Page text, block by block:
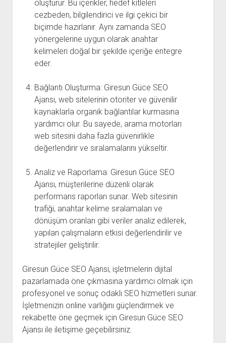
oluşturur. Bu içerikler, hedef kitleleri
cezbeden, bilgilendirici ve ilgi çekici bir
biçimde hazırlanır. Aynı zamanda SEO
yönergelerine uygun olarak anahtar
kelimeleri doğal bir şekilde içeriğe entegre
eder.
Bağlantı Oluşturma: Giresun Güce SEO
Ajansı, web sitelerinin otoriter ve güvenilir
kaynaklarla organik bağlantılar kurmasına
yardımcı olur. Bu sayede, arama motorları
web sitesini daha fazla güvenirlikle
değerlendirir ve sıralamalarını yükseltir.
Analiz ve Raporlama: Giresun Güce SEO
Ajansı, müşterilerine düzenli olarak
performans raporları sunar. Web sitesinin
trafiği, anahtar kelime sıralamaları ve
dönüşüm oranları gibi veriler analiz edilerek,
yapılan çalışmaların etkisi değerlendirilir ve
stratejiler geliştirilir.
Giresun Güce SEO Ajansı, işletmelerin dijital
pazarlamada öne çıkmasına yardımcı olmak için
profesyonel ve sonuç odaklı SEO hizmetleri sunar.
İşletmenizin online varlığını güçlendirmek ve
rekabette öne geçmek için Giresun Güce SEO
Ajansı ile iletişime geçebilirsiniz.